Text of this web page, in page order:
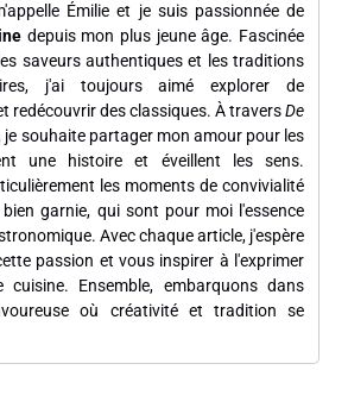
Émilie et je suis passionnée de
depuis mon plus jeune âge. Fascinée
saveurs authentiques et les traditions
j'ai toujours aimé explorer de
redécouvrir des classiques. À traversDe
je souhaite partager mon amour pour les
une histoire et éveillent les sens.
les moments de convivialité
garnie, qui sont pour moi l'essence
Avec chaque article, j'espère
passion et vous inspirer à l'exprimer
Ensemble, embarquons dans
où créativité et tradition se